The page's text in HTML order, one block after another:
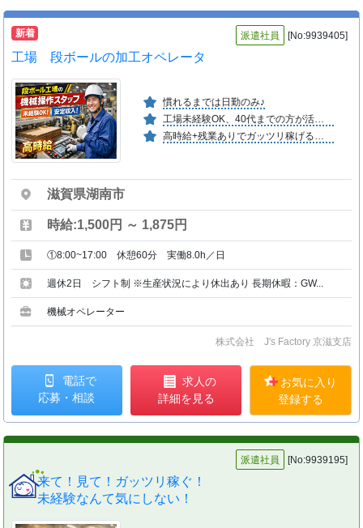
新着 派遣社員 [No:9939405]
工場 段ボールの加工オペレータ
慣れるまでは日勤のみ♪
工場未経験OK、40代までの方が活躍中！
高時給+残業ありでガッツリ稼げるお仕事☆
滋賀県湖南市
時給:1,500円 ～ 1,875円
①8:00~17:00 休憩60分 実働8.0h／日
週休2日 シフト制 ※生産状況により休出あり 長期休暇：GW...
機械オペレーター
株式会社 J's Factory 京滋支店
電話で
応募・相談
求人の
詳細を見る
お気に入り
登録する
派遣社員 [No:9939195]
来て！見て！ガッツリ稼ぐ！
未経験なんて気にしない！